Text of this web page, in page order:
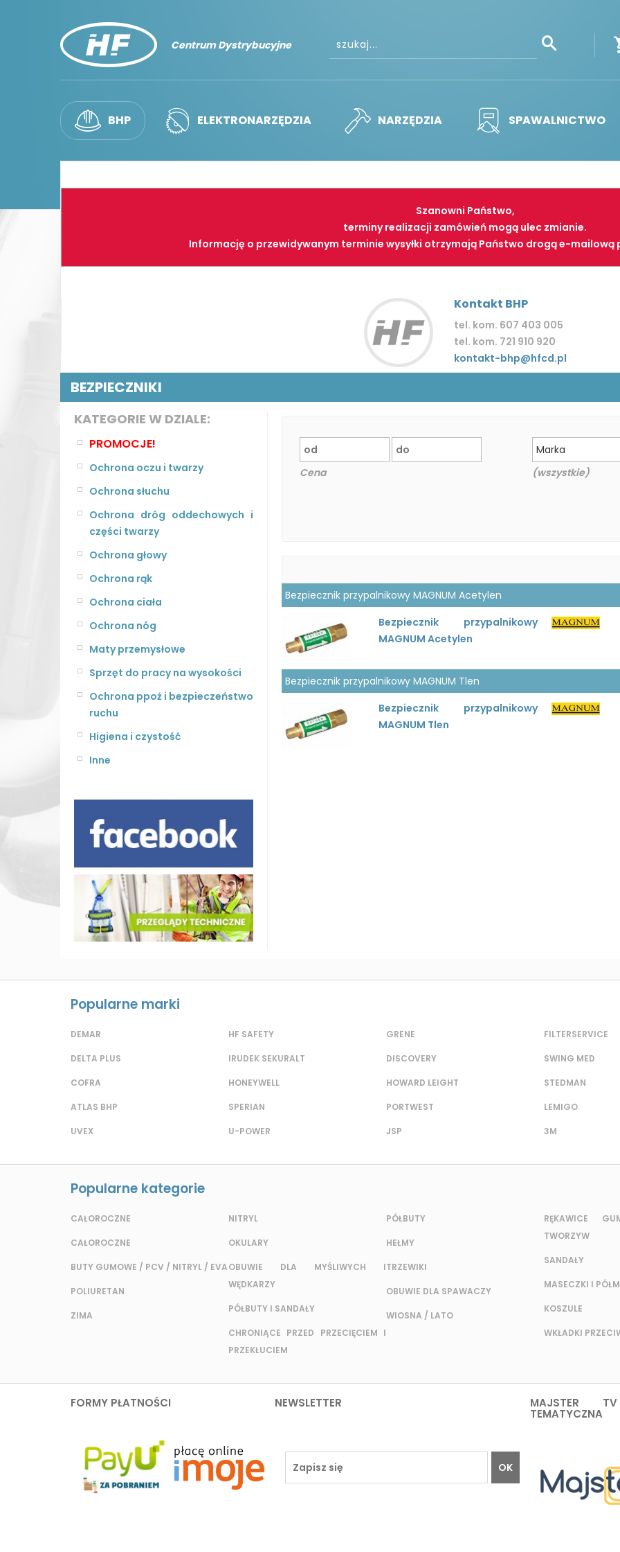
Centrum Dystrybucyjne
BHP ELEKTRONARZĘDZIA NARZĘDZIA SPAWALNICTWO
Szanowni Państwo,
terminy realizacji zamówień mogą ulec zmianie.
Informację o przewidywanym terminie wysyłki otrzymają Państwo drogą e-mailową
Kontakt BHP
tel. kom. 607 403 005
tel. kom. 721 910 920
kontakt-bhp@hfcd.pl
BEZPIECZNIKI
KATEGORIE W DZIALE:
PROMOCJE!
Ochrona oczu i twarzy
Ochrona słuchu
Ochrona dróg oddechowych i
części twarzy
Ochrona głowy
Ochrona rąk
Ochrona ciała
Ochrona nóg
Maty przemysłowe
Sprzęt do pracy na wysokości
Ochrona ppoż i bezpieczeństwo
ruchu
Higiena i czystość
Inne
Cena
Marka
(wszystkie)
Bezpiecznik przypalnikowy MAGNUM Acetylen
Bezpiecznik przypalnikowy
MAGNUM Acetylen
Bezpiecznik przypalnikowy MAGNUM Tlen
Bezpiecznik przypalnikowy
MAGNUM Tlen
Popularne marki
DEMAR
DELTA PLUS
COFRA
ATLAS BHP
UVEX
HF SAFETY
IRUDEK SEKURALT
HONEYWELL
SPERIAN
U-POWER
GRENE
DISCOVERY
HOWARD LEIGHT
PORTWEST
JSP
FILTERSERVICE
SWING MED
STEDMAN
LEMIGO
3M
Popularne kategorie
CAŁOROCZNE
CAŁOROCZNE
BUTY GUMOWE / PCV / NITRYL / EVA
POLIURETAN
ZIMA
NITRYL
OKULARY
OBUWIE DLA MYŚLIWYCH I
WĘDKARZY
PÓŁBUTY I SANDAŁY
CHRONIĄCE PRZED PRZECIĘCIEM I
PRZEKŁUCIEM
PÓŁBUTY
HEŁMY
TRZEWIKI
OBUWIE DLA SPAWACZY
WIOSNA / LATO
RĘKAWICE
TWORZYW
SANDAŁY
MASECZKI I
KOSZULE
WKŁADKI
FORMY PŁATNOŚCI NEWSLETTER
OK
MAJSTER
TEMATYCZNA